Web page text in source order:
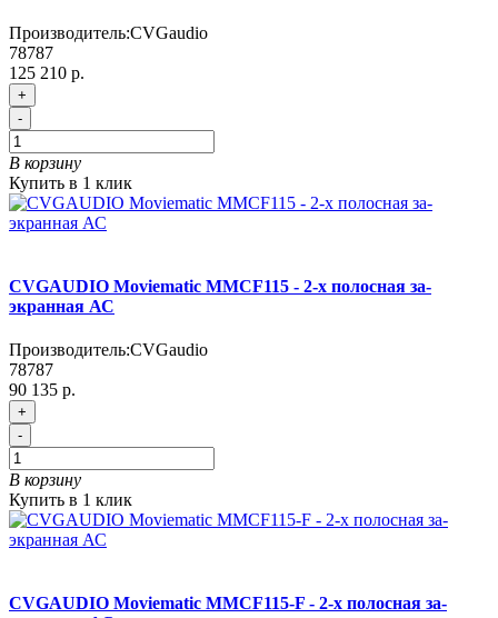
Производитель:CVGaudio
78787
125 210 р.
+
-
В корзину
Купить в 1 клик
CVGAUDIO Moviematic MMCF115 - 2-х полосная за-
экранная АС
Производитель:CVGaudio
78787
90 135 р.
+
-
В корзину
Купить в 1 клик
CVGAUDIO Moviematic MMCF115-F - 2-х полосная за-